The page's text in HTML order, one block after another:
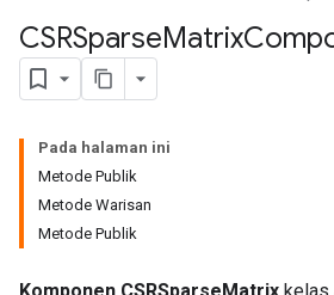
CSRSparseMatrix
Pada halaman ini
Metode Publik
Metode Warisan
Metode Publik